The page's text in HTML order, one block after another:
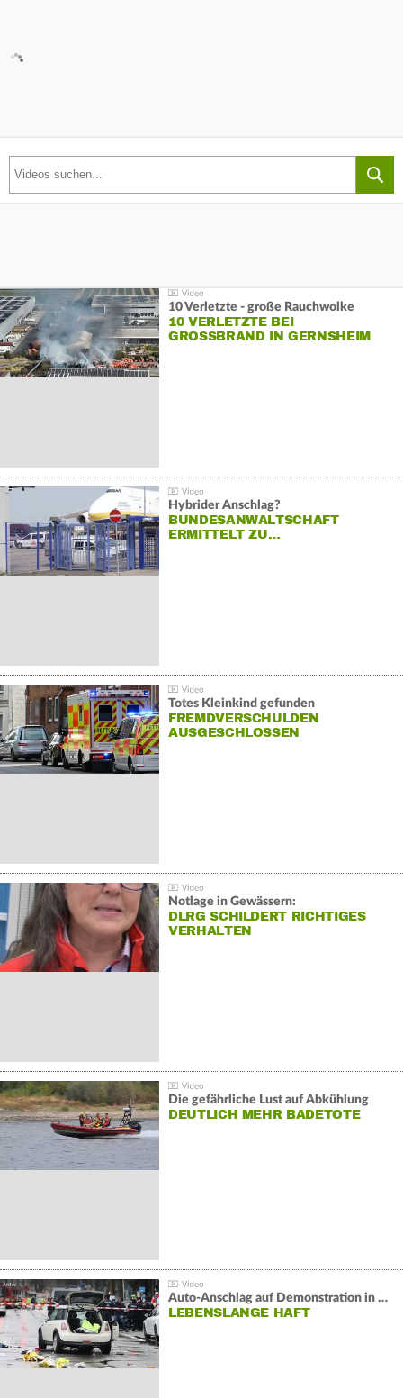
10 Verletzte - große Rauchwolke
10 VERLETZTE BEI
GROSSBRAND IN GERNSHEIM
Hybrider Anschlag?
BUNDESANWALTSCHAFT
ERMITTELT ZU…
Totes Kleinkind gefunden
FREMDVERSCHULDEN
AUSGESCHLOSSEN
Notlage in Gewässern:
DLRG SCHILDERT RICHTIGES
VERHALTEN
Die gefährliche Lust auf Abkühlung
DEUTLICH MEHR BADETOTE
Auto-Anschlag auf Demonstration in München:
LEBENSLANGE HAFT